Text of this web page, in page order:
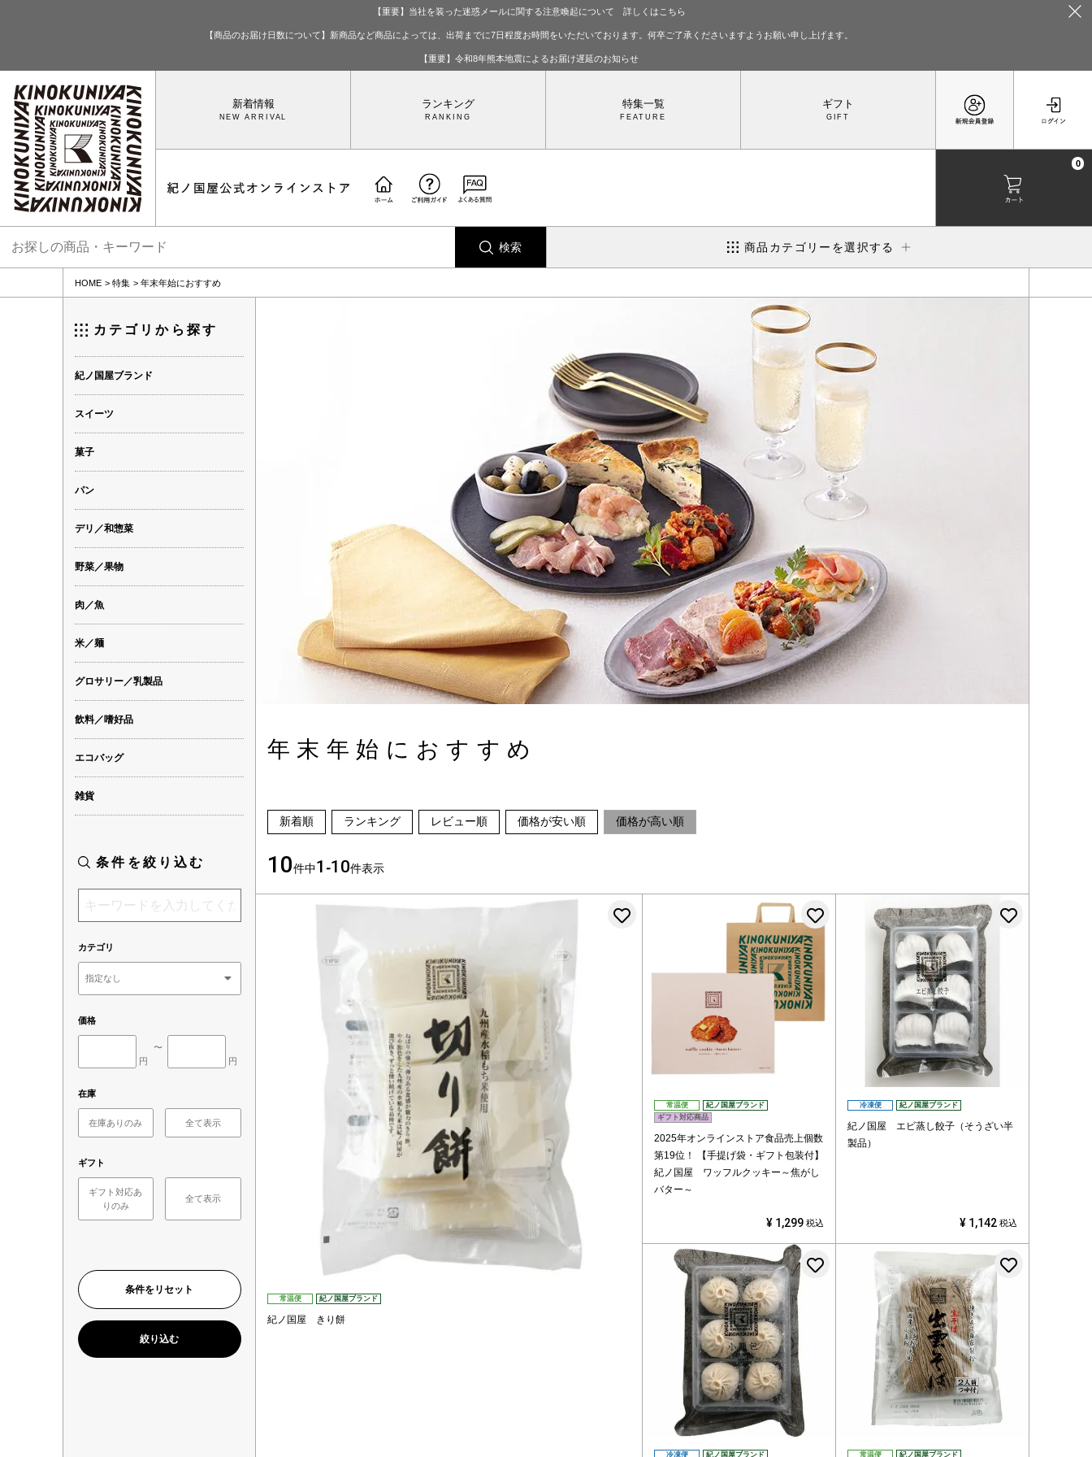
【重要】当社を装った迷惑メールに関する注意喚起について 詳しくはこちら
【商品のお届け日数について】新商品など商品によっては、出荷までに7日程度お時間をいただいております。何卒ご了承くださいますようお願い申し上げます。
【重要】令和8年熊本地震によるお届け遅延のお知らせ
0
新着情報 ランキング 特集一覧 ギフト
検索 商品カテゴリーを選択する
HOME 特集 年末年始におすすめ
カテゴリから探す
紀ノ国屋ブランド
スイーツ
菓子
パン
デリ／和惣菜
野菜／果物
肉／魚
米／麺
グロサリー／乳製品
飲料／嗜好品
エコバッグ
雑貨
条件を絞り込む
カテゴリ
価格
円
〜
円
在庫
在庫ありのみ 全て表示
ギフト
ギフト対応あ
りのみ
全て表示
年末年始におすすめ
新着順 ランキング レビュー順 価格が安い順 価格が高い順
10件中1 -10件表示
常温便 紀ノ国屋ブランド
紀ノ国屋 きり餅
お気に入りに登録する
常温便
紀ノ国屋ブランド
ギフト対応商品
2025年オンラインストア食品売上個数
第19位！
【手提げ袋・ギフト包装付】
紀ノ国屋 ワッフルクッキー～焦がし
バター～
お気に入りに登録する
¥ 1,299 税込
冷凍便 紀ノ国屋ブランド
紀ノ国屋 エビ蒸し餃子（そうざい半
製品）
¥ 1,142 税込
冷凍便 紀ノ国屋ブランド
お気に入りに登録する
常温便 紀ノ国屋ブランド